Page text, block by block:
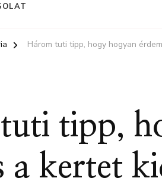
Három tuti tipp, hogy hogyan
tipp,
a kertet